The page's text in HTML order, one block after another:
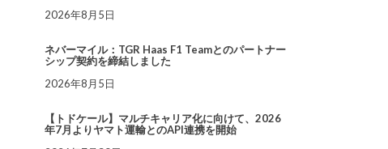
2026年8月5日
ネバーマイル：TGR Haas F1 Teamとのパートナー
シップ契約を締結しました
2026年8月5日
【トドケール】マルチキャリア化に向けて、2026
年7月よりヤマト運輸とのAPI連携を開始